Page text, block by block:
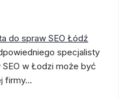
do spraw SEO Łódź
specjalisty
w Łodzi może być
firmy…